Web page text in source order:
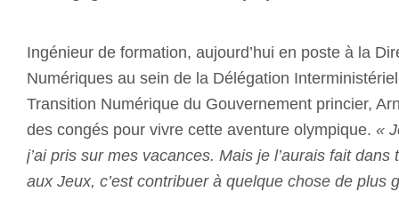
Ingénieur de formation, aujourd’hui en poste à la
Numériques au sein de la Délégation
Transition Numérique du Gouvernement princier,
des congés pour vivre cette aventure olympique. «
j’ai pris sur mes vacances. Mais je l’aurais fait
aux Jeux, c’est contribuer à quelque chose de plus